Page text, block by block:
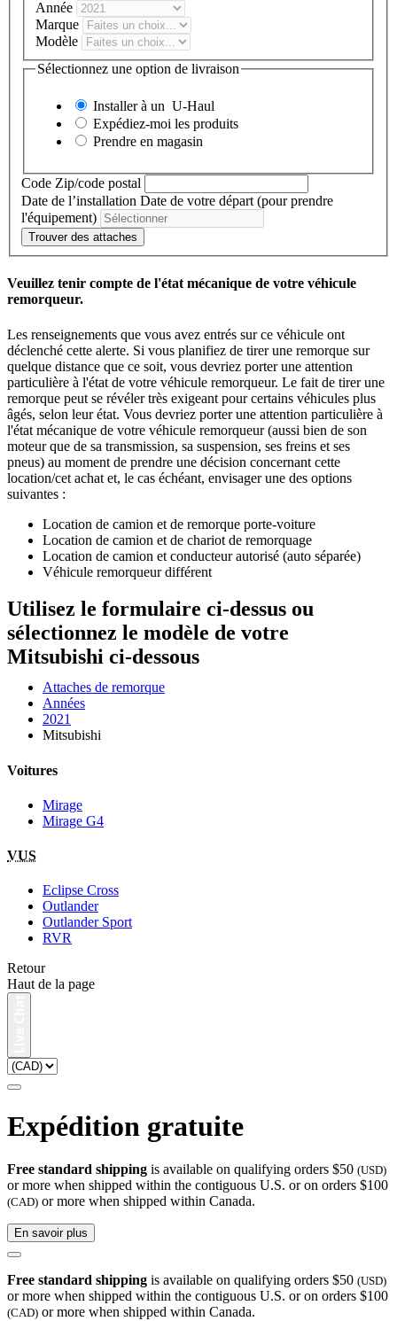
Année
Marque
Modèle
Sélectionnez une option de livraison
Installer à un U-Haul
Expédiez-moi les produits
Prendre en magasin
Code Zip/code postal
Date de l’installation Date de votre départ (pour prendre
l'équipement)
Trouver des attaches
Veuillez tenir compte de l'état mécanique de votre véhicule
remorqueur.
Les renseignements que vous avez entrés sur ce véhicule ont
déclenché cette alerte. Si vous planifiez de tirer une remorque sur
quelque distance que ce soit, vous devriez porter une attention
particulière à l'état de votre véhicule remorqueur. Le fait de tirer une
remorque peut se révéler très exigeant pour certains véhicules plus
âgés, selon leur état. Vous devriez porter une attention particulière à
l'état mécanique de votre véhicule remorqueur (aussi bien de son
moteur que de sa transmission, sa suspension, ses freins et ses
pneus) au moment de prendre une décision concernant cette
location/cet achat et, le cas échéant, envisager une des options
suivantes :
Location de camion et de remorque porte-voiture
Location de camion et de chariot de remorquage
Location de camion et conducteur autorisé (auto séparée)
Véhicule remorqueur différent
Utilisez le formulaire ci-dessus ou
sélectionnez le modèle de votre
Mitsubishi ci-dessous
Attaches de remorque
Années
2021
Mitsubishi
Voitures
Mirage
Mirage G4
VUS
Eclipse Cross
Outlander
Outlander Sport
RVR
Retour
Haut de la page
Expédition gratuite
Free standard shipping is available on qualifying orders $50 (USD)
or more when shipped within the contiguous U.S. or on orders $100
(CAD) or more when shipped within Canada.
En savoir plus
Free standard shipping is available on qualifying orders $50 (USD)
or more when shipped within the contiguous U.S. or on orders $100
(CAD) or more when shipped within Canada.